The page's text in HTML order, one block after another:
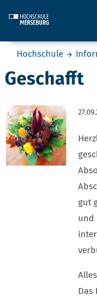
Sie befinden sich hier:
Hochschule
Geschafft
gut
und
Das